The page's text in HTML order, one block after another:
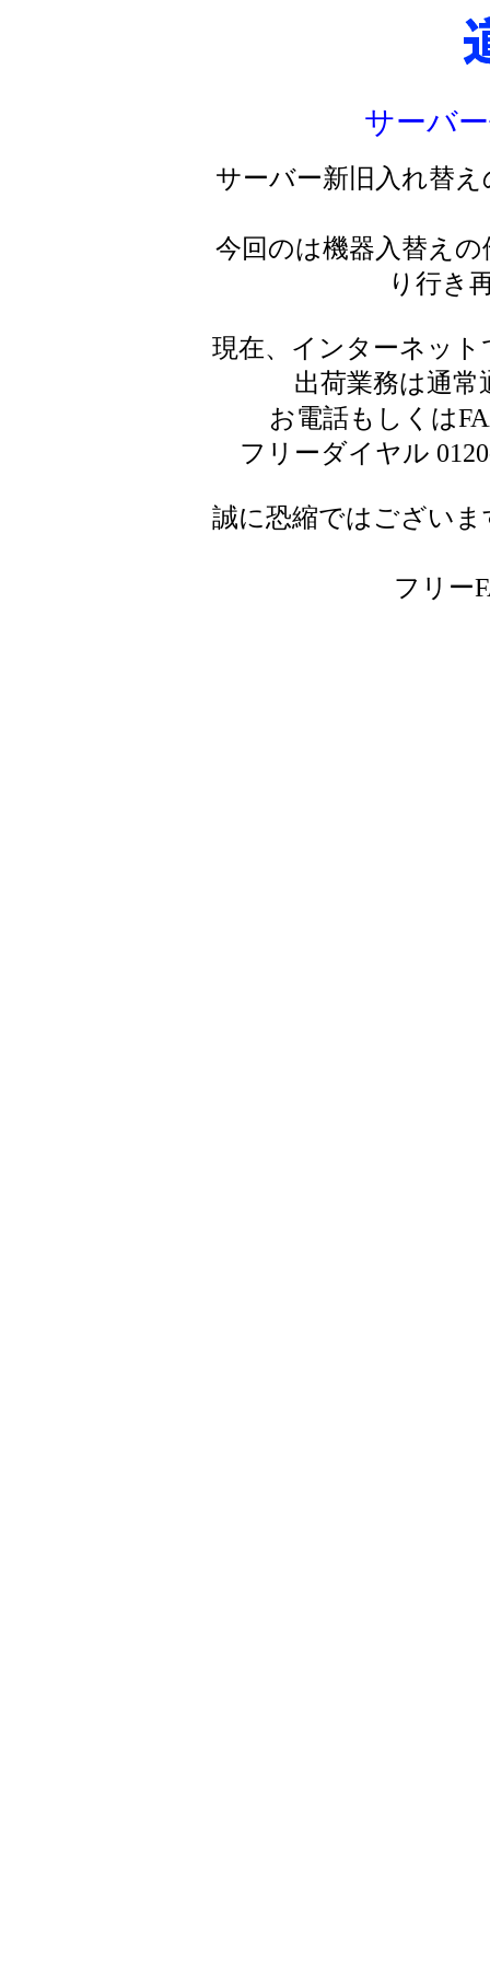
サーバ
サーバー新旧入れ替
今回のは機器入替え
り行き
現在、インターネッ
出荷業務は通
お電話もしくは
フリーダイヤル
誠に恐縮ではござい
フリー